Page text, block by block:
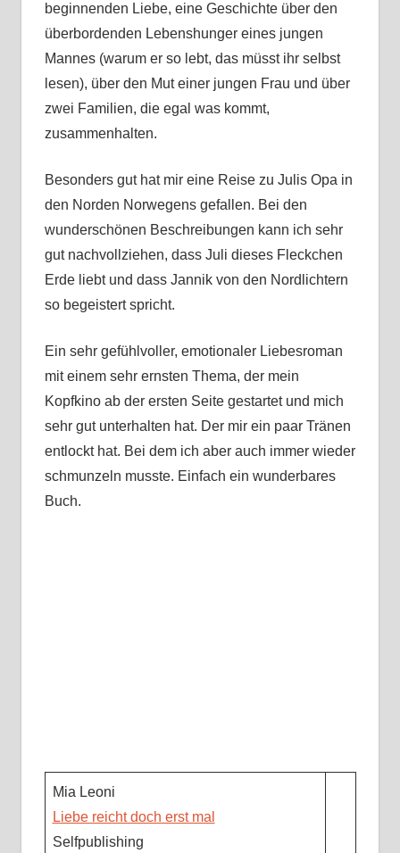
beginnenden Liebe, eine Geschichte über den
überbordenden Lebenshunger eines jungen
Mannes (warum er so lebt, das müsst ihr selbst
lesen), über den Mut einer jungen Frau und über
zwei Familien, die egal was kommt,
zusammenhalten.
Besonders gut hat mir eine Reise zu Julis Opa in
den Norden Norwegens gefallen. Bei den
wunderschönen Beschreibungen kann ich sehr
gut nachvollziehen, dass Juli dieses Fleckchen
Erde liebt und dass Jannik von den Nordlichtern
so begeistert spricht.
Ein sehr gefühlvoller, emotionaler Liebesroman
mit einem sehr ernsten Thema, der mein
Kopfkino ab der ersten Seite gestartet und mich
sehr gut unterhalten hat. Der mir ein paar Tränen
entlockt hat. Bei dem ich aber auch immer wieder
schmunzeln musste. Einfach ein wunderbares
Buch.
Mia Leoni
Liebe reicht doch erst mal
Selfpublishing